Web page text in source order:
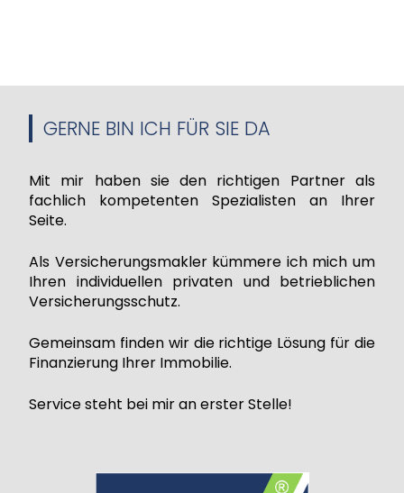
GERNE BIN ICH FÜR SIE DA
Mit mir haben sie den richtigen Partner als
fachlich kompetenten Spezialisten an Ihrer
Seite.
Als Versicherungsmakler kümmere ich mich um
Ihren individuellen privaten und betrieblichen
Versicherungsschutz.
Gemeinsam finden wir die richtige Lösung für die
Finanzierung Ihrer Immobilie.
Service steht bei mir an erster Stelle!